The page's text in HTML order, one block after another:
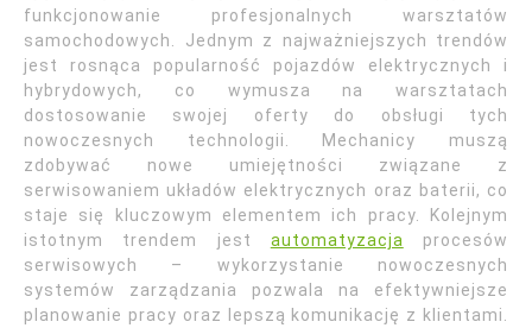
funkcjonowanie profesjonalnych warsztatów
samochodowych. Jednym z najważniejszych trendów
jest rosnąca popularność pojazdów elektrycznych i
hybrydowych, co wymusza na warsztatach
dostosowanie swojej oferty do obsługi tych
nowoczesnych technologii. Mechanicy muszą
zdobywać nowe umiejętności związane z
serwisowaniem układów elektrycznych oraz baterii, co
staje się kluczowym elementem ich pracy. Kolejnym
istotnym trendem jest automatyzacja
procesów
serwisowych – wykorzystanie nowoczesnych
systemów zarządzania pozwala na efektywniejsze
planowanie pracy oraz lepszą komunikację z klientami.